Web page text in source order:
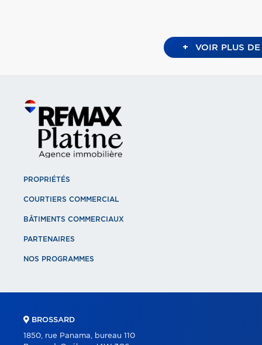
+ VOIR PLUS
PROPRIÉTÉS
COURTIERS COMMERCIAL
BÂTIMENTS COMMERCIAUX
PARTENAIRES
NOS PROGRAMMES
BROSSARD
1850, rue Panama, bureau 110